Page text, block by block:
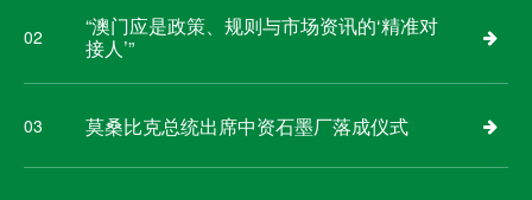
02
“澳门应是政策、规则与市场资讯的‘精准对
接人’”
03 莫桑比克总统出席中资石墨厂落成仪式